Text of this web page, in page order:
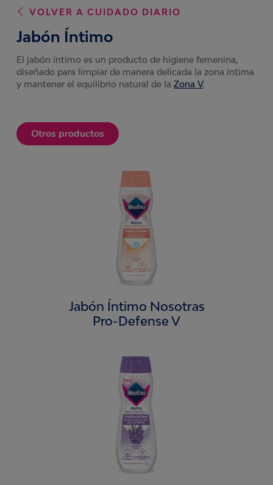
VOLVER A CUIDADO DIARIO
Jabón Íntimo
El jabón íntimo es un producto de higiene femenina,
diseñado para limpiar de manera delicada la zona íntima
y mantener el equilibrio natural de la Zona V.
Otros productos
Jabón Íntimo Nosotras
Pro-Defense V